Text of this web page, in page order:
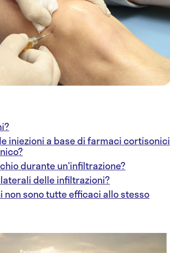
iniezioni a base di farmaci cortisonici
durante un'infiltrazione?
delle infiltrazioni?
non sono tutte efficaci allo stesso